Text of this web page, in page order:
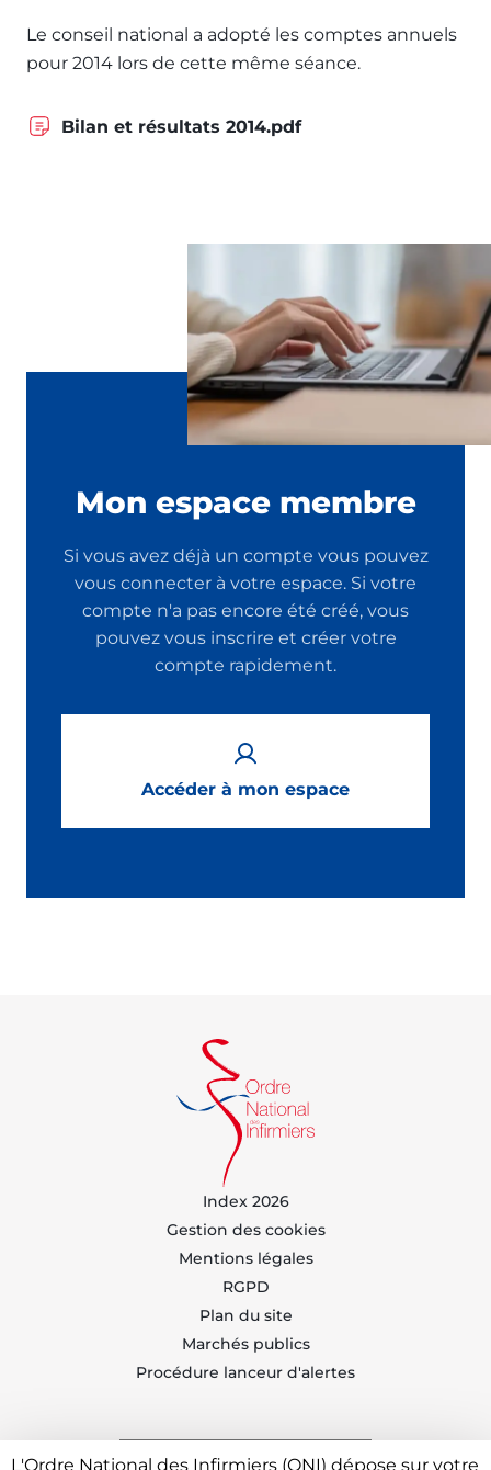
Le conseil national a adopté les comptes annuels
pour 2014 lors de cette même séance.
Bilan et résultats 2014.pdf
Mon espace membre
Si vous avez déjà un compte vous pouvez
vous connecter à votre espace. Si votre
compte n'a pas encore été créé, vous
pouvez vous inscrire et créer votre
compte rapidement.
Accéder à mon espace
Index 2026
Gestion des cookies
Mentions légales
RGPD
Plan du site
Marchés publics
Procédure lanceur d'alertes
L'Ordre National des Infirmiers (ONI) dépose sur votre